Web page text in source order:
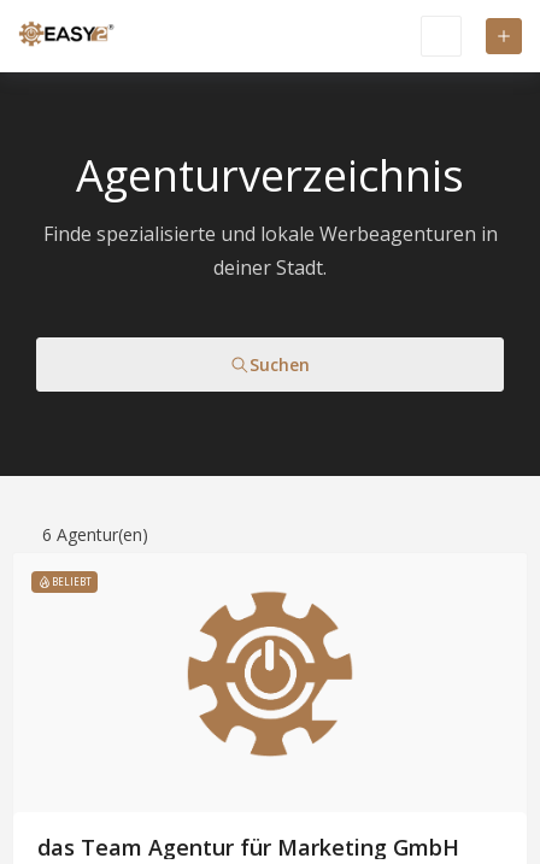
Agenturverzeichnis
Finde spezialisierte und lokale Werbeagenturen in
deiner Stadt.
Suchen
6 Agentur(en)
BELIEBT
das Team Agentur für Marketing GmbH